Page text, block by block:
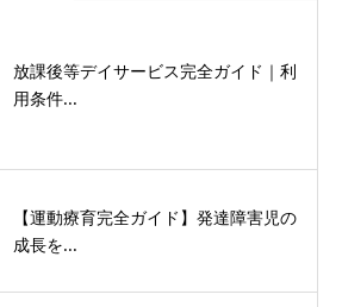
放課後等デイサービス完全ガイド｜利
用条件...
【運動療育完全ガイド】発達障害児の
成長を...